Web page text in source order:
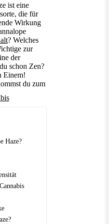
ist eine
die für
Wirkung
? Welches
zur
der
schon Zen?
Einem!
du zum
Haze?